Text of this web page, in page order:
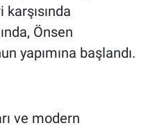
Önsen
yapımına başlandı.
ve modern